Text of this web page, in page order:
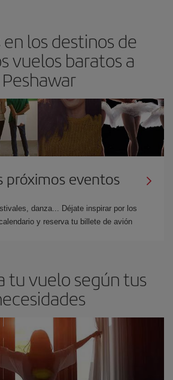
los destinos de
vuelos baratos a
Peshawar
próximos eventos
danza... Déjate inspirar por los
y reserva tu billete de avión
tu vuelo según tus